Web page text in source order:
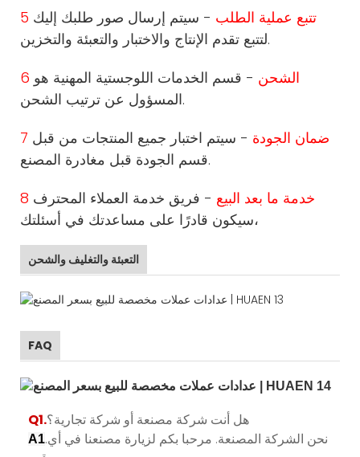
5 تتبع عملية الطلب - سيتم إرسال صور طلبك إليك
لتتبع تقدم الإنتاج والاختبار والتعبئة والتخزين.
6 الشحن - قسم الخدمات اللوجستية المهنية هو
المسؤول عن ترتيب الشحن.
7 ضمان الجودة - سيتم اختبار جميع المنتجات من قبل
قسم الجودة قبل مغادرة المصنع.
8 خدمة ما بعد البيع - فريق خدمة العملاء المحترف
سيكون قادرًا على مساعدتك في أسئلتك،
التعبئة والتغليف والشحن
FAQ
Q1.هل أنت شركة مصنعة أو شركة تجارية؟
A1.نحن الشركة المصنعة. مرحبا بكم لزيارة مصنعنا في أي